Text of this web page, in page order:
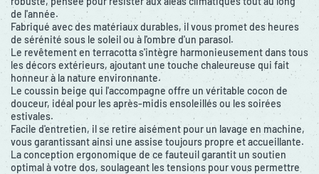
de l'année.
Fabriqué avec des matériaux durables, il vous promet des heures
de sérénité sous le soleil ou à l'ombre d'un parasol.
Le revêtement en terracotta s'intègre harmonieusement dans tous
les décors extérieurs, ajoutant une touche chaleureuse qui fait
honneur à la nature environnante.
Le coussin beige qui l'accompagne offre un véritable cocon de
douceur, idéal pour les après-midis ensoleillés ou les soirées
estivales.
Facile d'entretien, il se retire aisément pour un lavage en machine,
vous garantissant ainsi une assise toujours propre et accueillante.
La conception ergonomique de ce fauteuil garantit un soutien
optimal à votre dos, soulageant les tensions pour vous permettre